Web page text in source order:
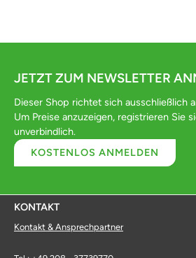
JETZT ZUM NEWSLETTER
Dieser Shop richtet sich ausschließlich
Um Preise anzuzeigen, registrieren Sie
unverbindlich.
KOSTENLOS ANMELDEN
KONTAKT
Kontakt & Ansprechpartner